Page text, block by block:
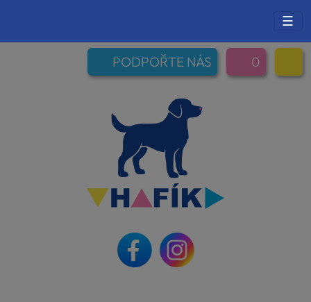
☰
PODPOŘTE NÁS 0